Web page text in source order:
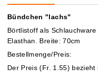
Bündchen "lachs"
Börtlistoff als
Elasthan. Breite: 70cm
Bestellmenge/Preis:
Der Preis (Fr. 1.55)